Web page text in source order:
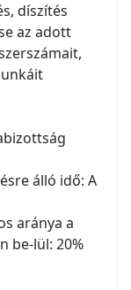
díszítés
az adott
álló idő: A
aránya a
be-lül: 20%